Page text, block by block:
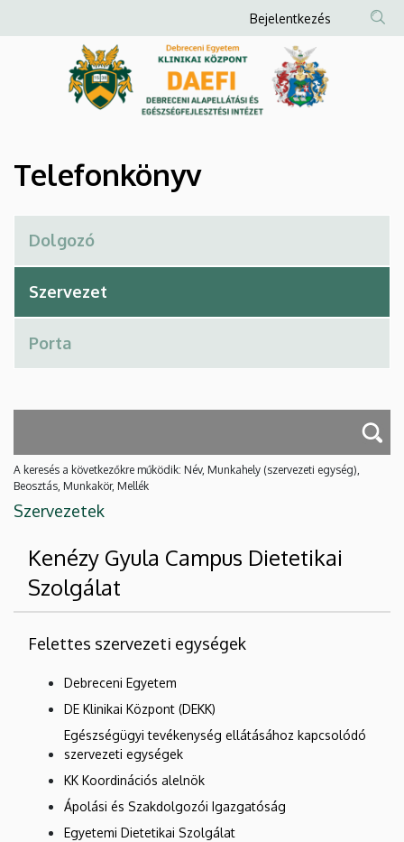
Debreceni
és
Egészségfejlesztési
Intézet
a
Anonim
Felhasználói
fiók
menüje
Bejelentkezés
Telefonkönyv
A keresés a következőkre működik: Név, Munkahely (szervezeti egység),
Beosztás, Munkakör, Mellék
Szervezetek
Kenézy Gyula Campus Dietetikai
Szolgálat
Felettes szervezeti egységek
Debreceni Egyetem
DE Klinikai Központ (DEKK)
Egészségügyi tevékenység ellátásához kapcsolódó
szervezeti egységek
KK Koordinációs alelnök
Ápolási és Szakdolgozói Igazgatóság
Egyetemi Dietetikai Szolgálat